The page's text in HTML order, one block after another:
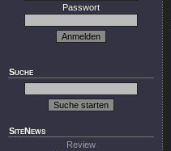
Passwort
Suche
SiteNews
Review